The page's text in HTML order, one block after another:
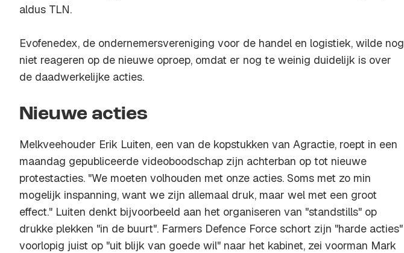
aldus TLN.
Evofenedex, de ondernemersvereniging voor de handel en logistiek, wilde nog
niet reageren op de nieuwe oproep, omdat er nog te weinig duidelijk is over
de daadwerkelijke acties.
Nieuwe acties
Melkveehouder Erik Luiten, een van de kopstukken van Agractie, roept in een
maandag gepubliceerde videoboodschap zijn achterban op tot nieuwe
protestacties. "We moeten volhouden met onze acties. Soms met zo min
mogelijk inspanning, want we zijn allemaal druk, maar wel met een groot
effect." Luiten denkt bijvoorbeeld aan het organiseren van "standstills" op
drukke plekken "in de buurt". Farmers Defence Force schort zijn "harde acties"
voorlopig juist op "uit blijk van goede wil" naar het kabinet, zei voorman Mark